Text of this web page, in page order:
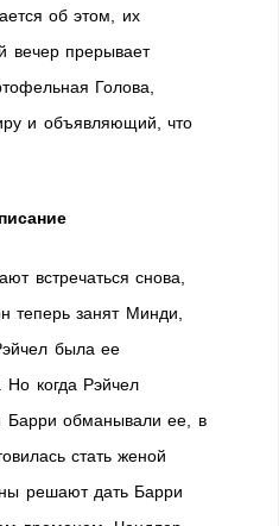
об этом, их
вечер прерывает
Голова,
и объявляющий, что
встречаться снова,
теперь занят Минди,
была ее
Но когда Рэйчел
Барри обманывали ее, в
стать женой
решают дать Барри